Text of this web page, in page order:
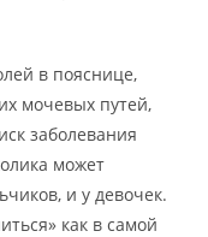
в пояснице,
мочевых путей,
заболевания
может
и у девочек.
как в самой